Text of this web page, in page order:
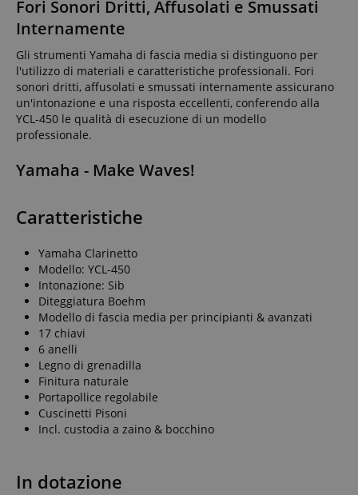
Fori Sonori Dritti, Affusolati e Smussati
Internamente
Gli strumenti Yamaha di fascia media si distinguono per
l'utilizzo di materiali e caratteristiche professionali. Fori
sonori dritti, affusolati e smussati internamente assicurano
un'intonazione e una risposta eccellenti, conferendo alla
YCL-450 le qualità di esecuzione di un modello
professionale.
Yamaha - Make Waves!
Caratteristiche
Yamaha Clarinetto
Modello: YCL-450
Intonazione: Sib
Diteggiatura Boehm
Modello di fascia media per principianti & avanzati
17 chiavi
6 anelli
Legno di grenadilla
Finitura naturale
Portapollice regolabile
Cuscinetti Pisoni
Incl. custodia a zaino & bocchino
In dotazione